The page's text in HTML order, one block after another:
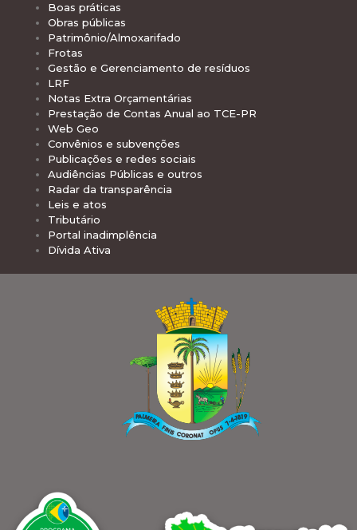
Boas práticas
Obras públicas
Patrimônio/Almoxarifado
Frotas
Gestão e Gerenciamento de resíduos
LRF
Notas Extra Orçamentárias
Prestação de Contas Anual ao TCE-PR
Web Geo
Convênios e subvenções
Publicações e redes sociais
Audiências Públicas e outros
Radar da transparência
Leis e atos
Tributário
Portal inadimplência
Dívida Ativa